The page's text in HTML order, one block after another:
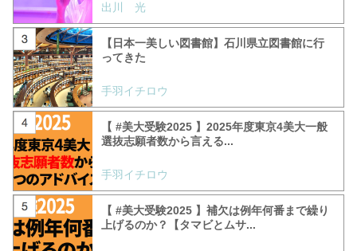
出川 光
【日本一美しい図書館】石川県立図書館に行
ってきた
手羽イチロウ
【 #美大受験2025 】2025年度東京4美大一般
選抜志願者数から言える...
手羽イチロウ
【 #美大受験2025 】補欠は例年何番まで繰り
上げるのか？【タマビとムサ...